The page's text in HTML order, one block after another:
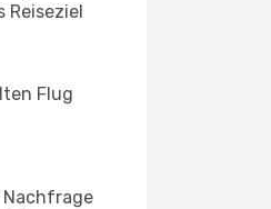
Reiseziel
Flug
Nachfrage